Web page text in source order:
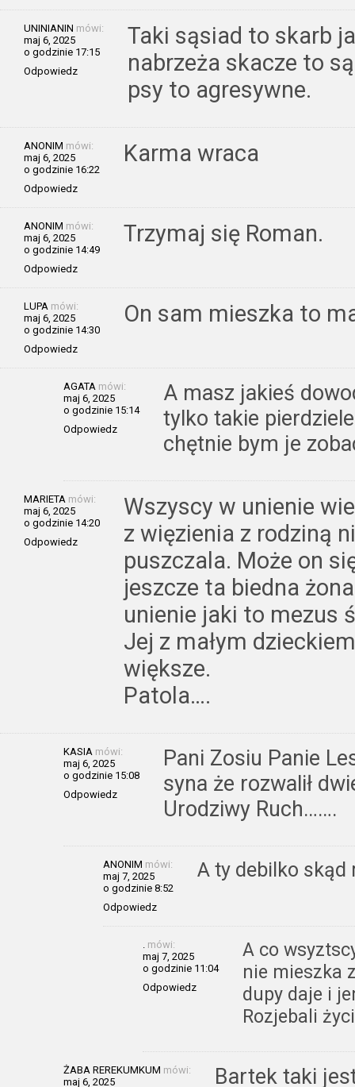
UNINIANIN mówi:
maj 6, 2025
o godzinie 17:15
Odpowiedz
Taki sąsiad to skarb
nabrzeża skacze to
psy to agresywne.
ANONIM mówi:
maj 6, 2025
o godzinie 16:22
Odpowiedz
Karma wraca
ANONIM mówi:
maj 6, 2025
o godzinie 14:49
Odpowiedz
Trzymaj się Roman.
LUPA mówi:
maj 6, 2025
o godzinie 14:30
Odpowiedz
On sam mieszka to
AGATA mówi:
maj 6, 2025
o godzinie 15:14
Odpowiedz
A masz jakieś
tylko takie
chętnie bym je
MARIETA mówi:
maj 6, 2025
o godzinie 14:20
Odpowiedz
Wszyscy w unienie
z więzienia z rodziną
puszczala. Może on
jeszcze ta biedna
unienie jaki to mezus
Jej z małym
większe.
Patola….
KASIA mówi:
maj 6, 2025
o godzinie 15:08
Odpowiedz
Pani Zosiu Panie
syna że rozwalił
Urodziwy Ruch…….
ANONIM mówi:
maj 7, 2025
o godzinie 8:52
Odpowiedz
A ty debilko
mówi:
maj 7, 2025
o godzinie 11:04
Odpowiedz
A co
nie mieszka
dupy daje i
Rozjebali
ŻABA REREKUMKUM mówi:
maj 6, 2025
Bartek taki